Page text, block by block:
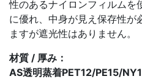
性のあるナイロンフィルムを
に優れ、中身が見え保存性が
ますが遮光性はありません。
材質 / 厚み：
AS透明蒸着PET12/PE15/